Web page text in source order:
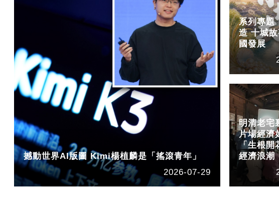
撼動世界AI版圖 Kimi楊植麟是「搖滾青年」
2026-07-29
系列專題
造 十城
國發展
明清老宅
片場經濟
「生根開
經濟浪潮